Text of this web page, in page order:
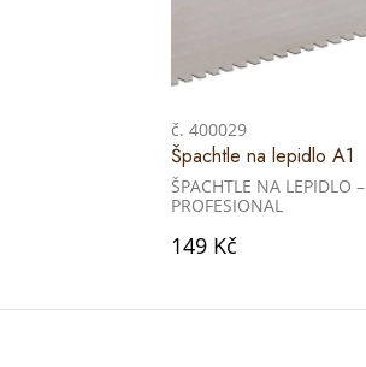
č. 400029
Špachtle na lepidlo A1
ŠPACHTLE NA LEPIDLO –
PROFESIONAL
149 Kč